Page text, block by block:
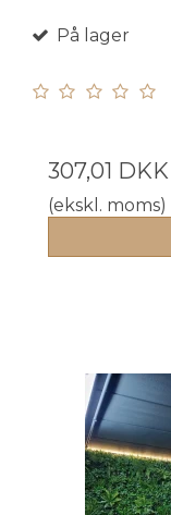
På lager
307,01 DKK
(ekskl. moms)